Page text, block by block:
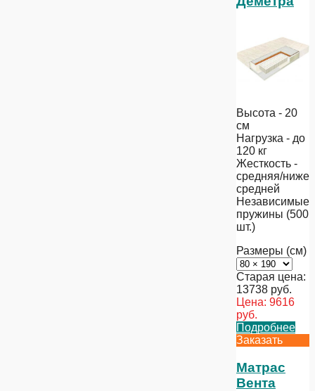
Высота - 20
см
Нагрузка - до
120 кг
Жесткость -
средняя/ниже
средней
Независимые
пружины (500
шт.)
Размеры (см)
Старая цена:
13738 руб.
Цена: 9616
руб.
Подробнее
Заказать
Матрас
Вента